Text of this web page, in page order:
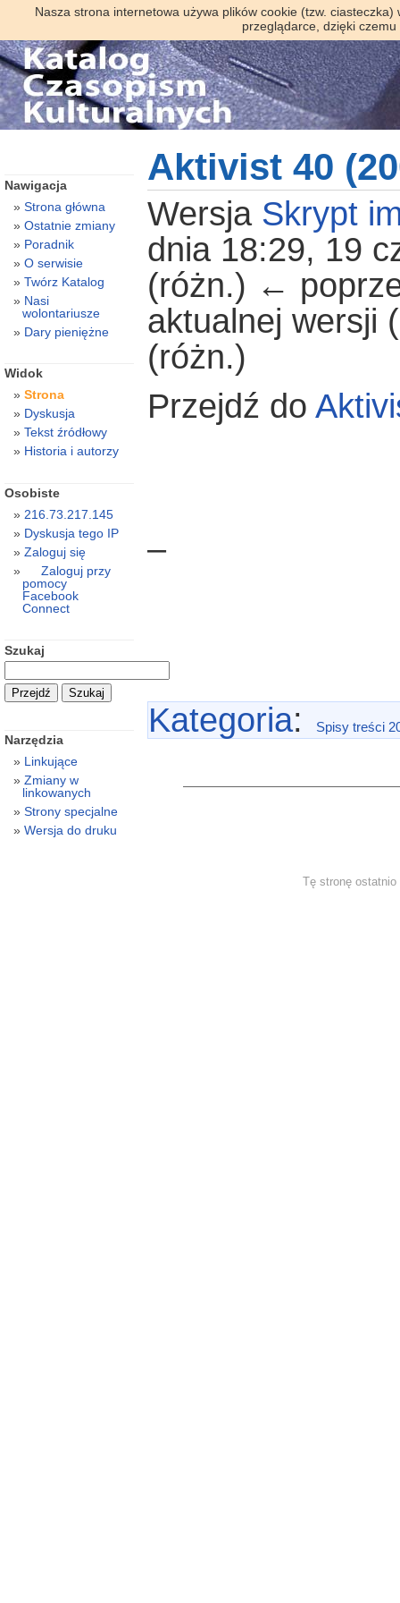
Nasza strona internetowa używa plików cookie (tzw.
przeglądarce, dzięki
Aktivist 40
Wersja Skrypt
dnia 18:29, 19
(różn.) ←
aktualnej wersji
(różn.)
Przejdź do
–
Kategoria: Spisy treści
Nawigacja
Strona główna
Ostatnie zmiany
Poradnik
O serwisie
Twórz Katalog
Nasi
wolontariusze
Dary pieniężne
Widok
Strona
Dyskusja
Tekst źródłowy
Historia i autorzy
Osobiste
216.73.217.145
Dyskusja tego IP
Zaloguj się
Zaloguj przy
pomocy
Facebook
Connect
Szukaj
Narzędzia
Linkujące
Zmiany w
linkowanych
Strony specjalne
Wersja do druku
Tę stronę